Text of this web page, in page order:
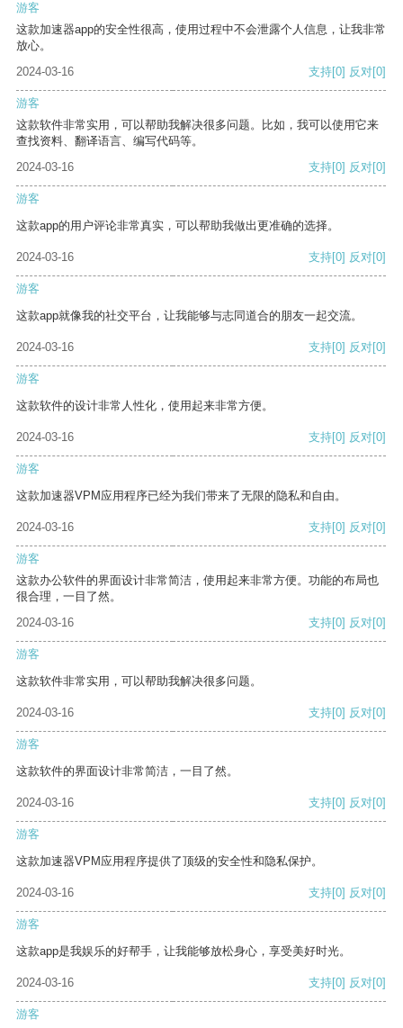
游客
这款加速器app的安全性很高，使用过程中不会泄露个人信息，让我非常
放心。
2024-03-16
支持[0] 反对[0]
游客
这款软件非常实用，可以帮助我解决很多问题。比如，我可以使用它来
查找资料、翻译语言、编写代码等。
2024-03-16
支持[0] 反对[0]
游客
这款app的用户评论非常真实，可以帮助我做出更准确的选择。
2024-03-16 支持[0] 反对[0]
游客
这款app就像我的社交平台，让我能够与志同道合的朋友一起交流。
2024-03-16 支持[0] 反对[0]
游客
这款软件的设计非常人性化，使用起来非常方便。
2024-03-16 支持[0] 反对[0]
游客
这款加速器VPM应用程序已经为我们带来了无限的隐私和自由。
2024-03-16 支持[0] 反对[0]
游客
这款办公软件的界面设计非常简洁，使用起来非常方便。功能的布局也
很合理，一目了然。
2024-03-16
支持[0] 反对[0]
游客
这款软件非常实用，可以帮助我解决很多问题。
2024-03-16 支持[0] 反对[0]
游客
这款软件的界面设计非常简洁，一目了然。
2024-03-16 支持[0] 反对[0]
游客
这款加速器VPM应用程序提供了顶级的安全性和隐私保护。
2024-03-16 支持[0] 反对[0]
游客
这款app是我娱乐的好帮手，让我能够放松身心，享受美好时光。
2024-03-16 支持[0] 反对[0]
游客